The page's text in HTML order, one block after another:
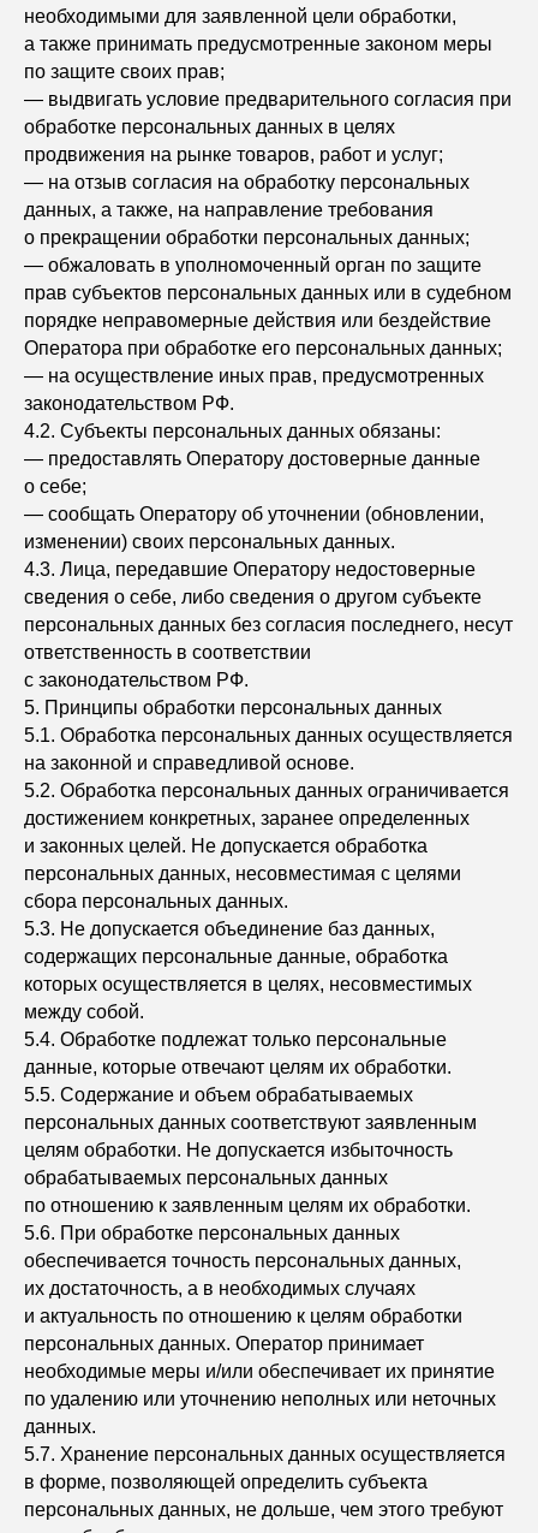
необходимыми для заявленной цели обработки,
а также принимать предусмотренные законом меры
по защите своих прав;
— выдвигать условие предварительного согласия при
обработке персональных данных в целях
продвижения на рынке товаров, работ и услуг;
— на отзыв согласия на обработку персональных
данных, а также, на направление требования
о прекращении обработки персональных данных;
— обжаловать в уполномоченный орган по защите
прав субъектов персональных данных или в судебном
порядке неправомерные действия или бездействие
Оператора при обработке его персональных данных;
— на осуществление иных прав, предусмотренных
законодательством РФ.
4.2. Субъекты персональных данных обязаны:
— предоставлять Оператору достоверные данные
о себе;
— сообщать Оператору об уточнении (обновлении,
изменении) своих персональных данных.
4.3. Лица, передавшие Оператору недостоверные
сведения о себе, либо сведения о другом субъекте
персональных данных без согласия последнего, несут
ответственность в соответствии
с законодательством РФ.
5. Принципы обработки персональных данных
5.1. Обработка персональных данных осуществляется
на законной и справедливой основе.
5.2. Обработка персональных данных ограничивается
достижением конкретных, заранее определенных
и законных целей. Не допускается обработка
персональных данных, несовместимая с целями
сбора персональных данных.
5.3. Не допускается объединение баз данных,
содержащих персональные данные, обработка
которых осуществляется в целях, несовместимых
между собой.
5.4. Обработке подлежат только персональные
данные, которые отвечают целям их обработки.
5.5. Содержание и объем обрабатываемых
персональных данных соответствуют заявленным
целям обработки. Не допускается избыточность
обрабатываемых персональных данных
по отношению к заявленным целям их обработки.
5.6. При обработке персональных данных
обеспечивается точность персональных данных,
их достаточность, а в необходимых случаях
и актуальность по отношению к целям обработки
персональных данных. Оператор принимает
необходимые меры и/или обеспечивает их принятие
по удалению или уточнению неполных или неточных
данных.
5.7. Хранение персональных данных осуществляется
в форме, позволяющей определить субъекта
персональных данных, не дольше, чем этого требуют